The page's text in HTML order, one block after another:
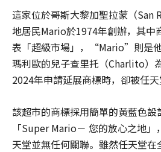
這家位於哥斯大黎加聖拉蒙（San
地居民Mario於1974年創辦，其
表「超級市場」，“Mario”則是他
瑪利歐的兒子查里托（Charlito）
2024年申請延展商標時，卻被任天
該超市的商標採用簡單的黃藍色設
「Super Mario－ 您的放心之地
天堂並無任何關聯。雖然任天堂